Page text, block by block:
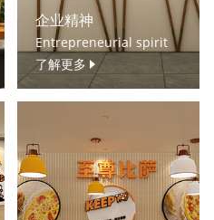
企业精神
Entrepreneurial spirit
了解更多